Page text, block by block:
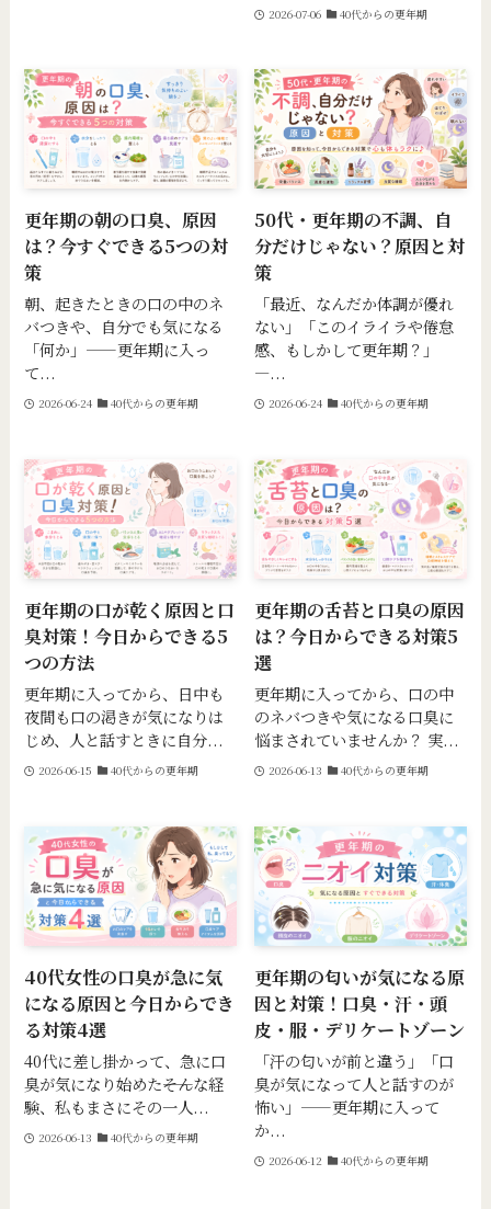
2026-07-06 40代からの更年期
更年期の朝の口臭、原因
は？今すぐできる5つの対
策
朝、起きたときの口の中のネ
バつきや、自分でも気になる
「何か」——更年期に入っ
て...
2026-06-24 40代からの更年期
50代・更年期の不調、自
分だけじゃない？原因と対
策
「最近、なんだか体調が優れ
ない」「このイライラや倦怠
感、もしかして更年期？」
—...
2026-06-24 40代からの更年期
更年期の口が乾く原因と口
臭対策！今日からできる5
つの方法
更年期に入ってから、日中も
夜間も口の渇きが気になりは
じめ、人と話すときに自分...
2026-06-15 40代からの更年期
更年期の舌苔と口臭の原因
は？今日からできる対策5
選
更年期に入ってから、口の中
のネバつきや気になる口臭に
悩まされていませんか？ 実...
2026-06-13 40代からの更年期
40代女性の口臭が急に気
になる原因と今日からでき
る対策4選
40代に差し掛かって、急に口
臭が気になり始めた――そんな経
験、私もまさにその一人...
2026-06-13 40代からの更年期
更年期の匂いが気になる原
因と対策！口臭・汗・頭
皮・服・デリケートゾーン
「汗の匂いが前と違う」「口
臭が気になって人と話すのが
怖い」——更年期に入って
か...
2026-06-12 40代からの更年期